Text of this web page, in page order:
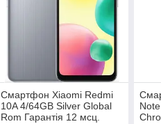
Смартфон Xiaomi Redmi
10A 4/64GB Silver Global
Rom Гарантія 12 мсц.